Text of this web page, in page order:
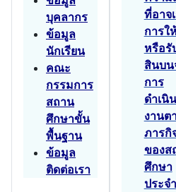
บุคลากร
ข้อมูล
นักเรียน
คณะ
กรรมการ
สถาน
ศึกษาขั้น
พื้นฐาน
ข้อมูล
ติดต่อเรา
ที่อาจ
การใ
หรือรั
สินบน
การ
ดำเนิน
งานต
ภารกิ
ของส
ศึกษา
ประจำ